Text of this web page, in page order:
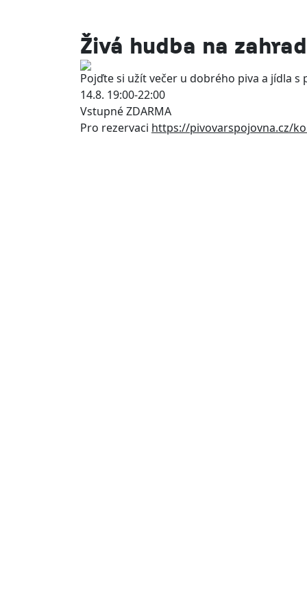
Živá hudba na
Pojďte si užít večer u dobrého piva a jídla
14.8. 19:00-22:00
Vstupné ZDARMA
Pro rezervaci https://pivovarspojovna.cz/